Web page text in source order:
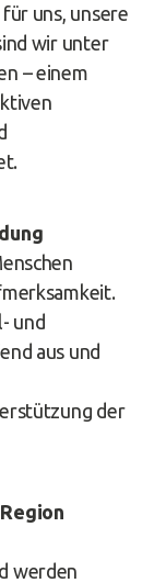
uns, unsere
wir unter
– einem
und
aus und
der
werden